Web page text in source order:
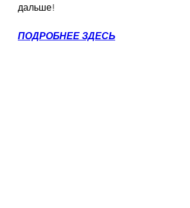
дальше!
ПОДРОБНЕЕ ЗДЕСЬ